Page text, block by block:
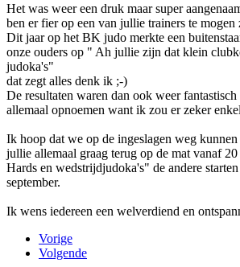
Het was weer een druk maar super
ben er fier op een van jullie trainers te mogen
Dit jaar op het BK judo merkte een
onze ouders op " Ah jullie zijn dat klein
judoka's"
dat zegt alles denk ik ;-)
De resultaten waren dan ook weer
allemaal opnoemen want ik zou er zeker
Ik hoop dat we op de ingeslagen weg
jullie allemaal graag terug op de mat vanaf
Hards en wedstrijdjudoka's" de andere
september.
Ik wens iedereen een welverdiend en
Vorige
Volgende